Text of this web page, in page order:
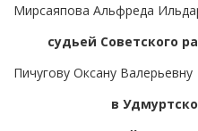
Мирсаяпова Альфреда
судьей Советского
Пичугову Оксану Валерьевну
в